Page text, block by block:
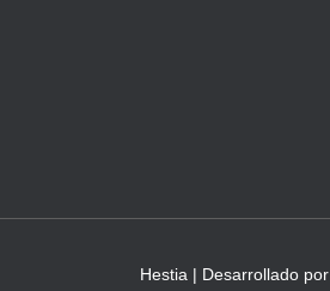
Hestia | Desarrollado por